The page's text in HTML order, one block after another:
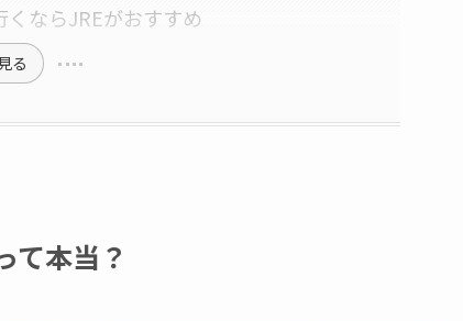
ならJREがおすすめ
る
て本当？